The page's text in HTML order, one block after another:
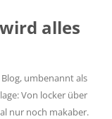
alles
umbenannt als
Von locker über
nur noch makaber.